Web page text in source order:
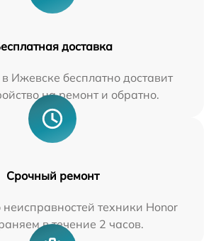
доставка
Ижевске бесплатно доставит
на ремонт и обратно.
Срочный ремонт
техники Honor
в течение 2 часов.